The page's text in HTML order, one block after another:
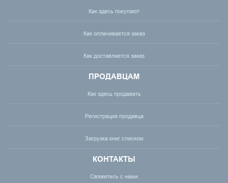
Как здесь покупают
Как оплачивается заказ
Как доставляется заказ
ПРОДАВЦАМ
Как здесь продавать
Регистрация продавца
Загрузка книг списком
КОНТАКТЫ
Свяжитесь с нами